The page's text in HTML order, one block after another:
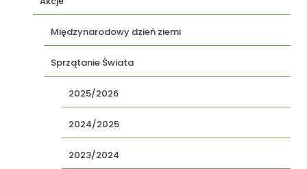
Międzynarodowy dzień ziemi
Sprzątanie Świata
2025/2026
2024/2025
2023/2024